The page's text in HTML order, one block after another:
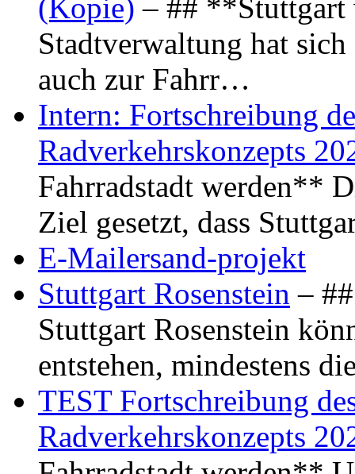
(Kopie) – ## **Stuttgart
Stadtverwaltung hat
auch zur Fahrr…
Intern: Fortschreibung
Radverkehrskonzepts
Fahrradstadt werden**
Ziel gesetzt, dass
E-Mailersand-projekt
Stuttgart Rosenstein –
Stuttgart Rosenstein
entstehen, mindestens
TEST Fortschreibung
Radverkehrskonzepts